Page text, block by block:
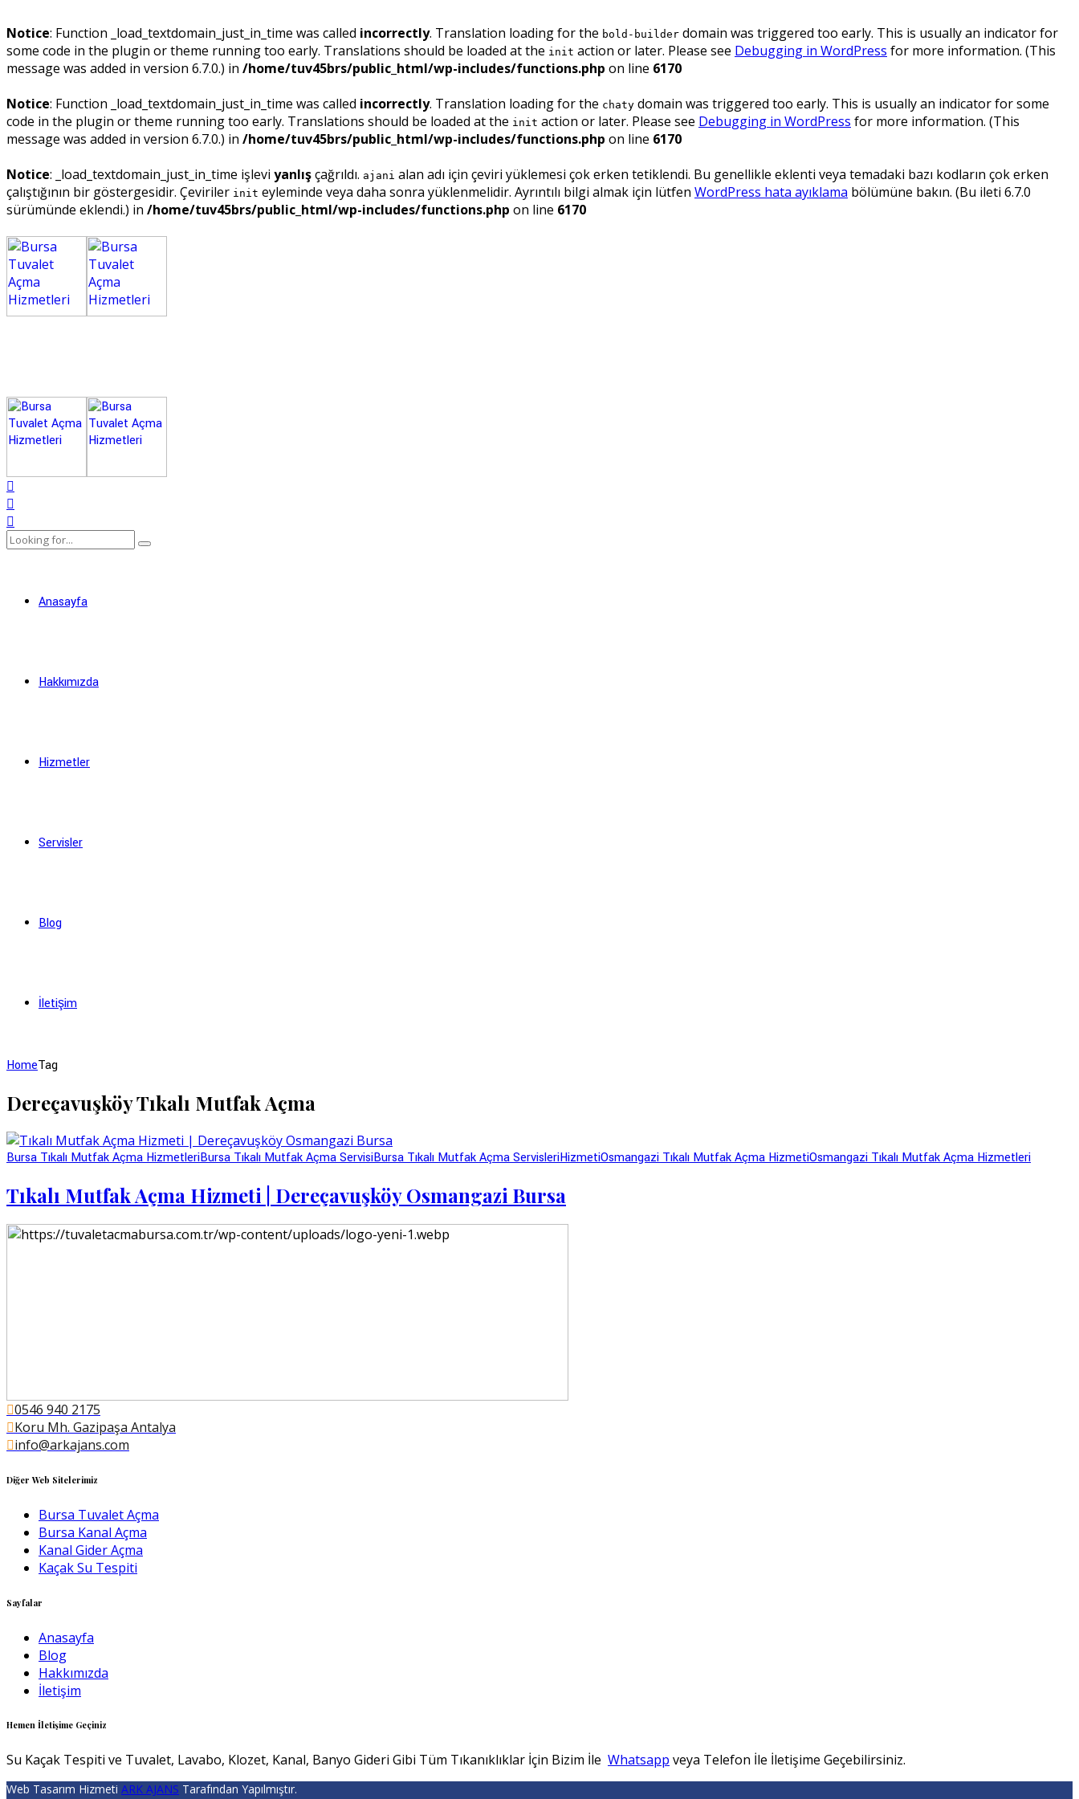
Notice: Function _load_textdomain_just_in_time was called incorrectly. Translation loading for the bold-builder domain was triggered too early. This is usually an indicator for
some code in the plugin or theme running too early. Translations should be loaded at the init action or later. Please see Debugging in WordPress for more information. (This
message was added in version 6.7.0.) in /home/tuv45brs/public_html/wp-includes/functions.php on line 6170
Notice: Function _load_textdomain_just_in_time was called incorrectly. Translation loading for the chaty domain was triggered too early. This is usually an indicator for some
code in the plugin or theme running too early. Translations should be loaded at the init action or later. Please see Debugging in WordPress for more information. (This
message was added in version 6.7.0.) in /home/tuv45brs/public_html/wp-includes/functions.php on line 6170
Notice: _load_textdomain_just_in_time işlevi yanlışçağrıldı. ajani alan adı için çeviri yüklemesi çok erken tetiklendi. Bu genellikle eklenti veya temadaki bazı kodların çok erken
çalıştığının bir göstergesidir. Çeviriler init eyleminde veya daha sonra yüklenmelidir. Ayrıntılı bilgi almak için lütfen WordPress hata ayıklama bölümüne bakın. (Bu ileti 6.7.0
sürümünde eklendi.) in /home/tuv45brs/public_html/wp-includes/functions.php on line 6170
Anasayfa
Hakkımızda
Hizmetler
Servisler
Blog
İletişim
HomeTag
Dereçavuşköy Tıkalı Mutfak Açma
Bursa Tıkalı Mutfak Açma HizmetleriBursa Tıkalı Mutfak Açma ServisiBursa Tıkalı Mutfak Açma ServisleriHizmetiOsmangazi Tıkalı Mutfak Açma HizmetiOsmangazi Tıkalı Mutfak Açma Hizmetleri
Tıkalı Mutfak Açma Hizmeti | Dereçavuşköy Osmangazi Bursa
0546 940 2175
Koru Mh. Gazipaşa Antalya
info@arkajans.com
Diğer Web Sitelerimiz
Bursa Tuvalet Açma
Bursa Kanal Açma
Kanal Gider Açma
Kaçak Su Tespiti
Sayfalar
Anasayfa
Blog
Hakkımızda
İletişim
Hemen İletişime Geçiniz
Su Kaçak Tespiti ve Tuvalet, Lavabo, Klozet, Kanal, Banyo Gideri Gibi Tüm Tıkanıklıklar İçin Bizim İle Whatsapp veya Telefon İle İletişime Geçebilirsiniz.
Web Tasarım Hizmeti ARK AJANS Tarafından Yapılmıştır.